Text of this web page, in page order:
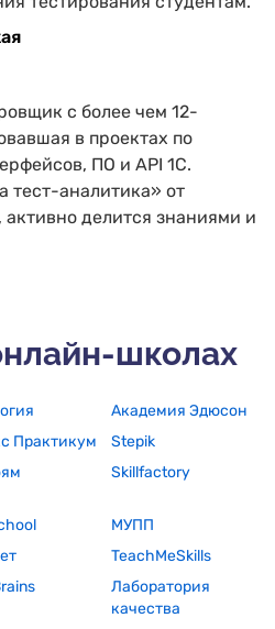
с более чем 12-
в проектах по
ПО и API 1C.
тест-аналитика» от
делится знаниями и
школах
Академия Эдюсон
Практикум
Stepik
Skillfactory
МУПП
TeachMeSkills
Лаборатория
качества